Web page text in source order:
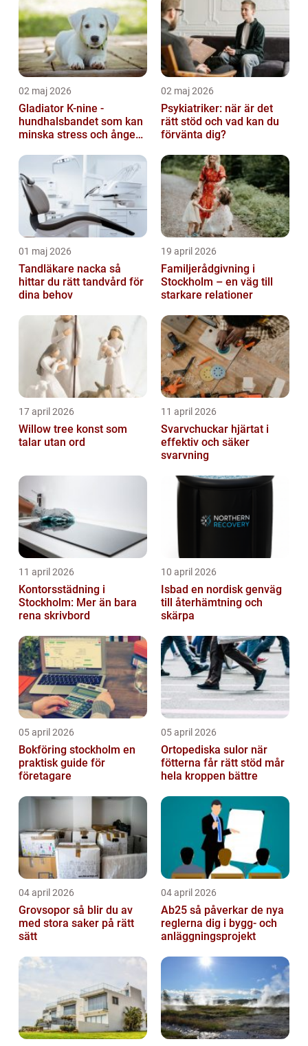
02 maj 2026
Gladiator K-nine -
hundhalsbandet som kan
minska stress och ångest
02 maj 2026
Psykiatriker: när är det
rätt stöd och vad kan du
förvänta dig?
01 maj 2026
Tandläkare nacka så
hittar du rätt tandvård för
dina behov
19 april 2026
Familjerådgivning i
Stockholm – en väg till
starkare relationer
17 april 2026
Willow tree konst som
talar utan ord
11 april 2026
Svarvchuckar hjärtat i
effektiv och säker
svarvning
11 april 2026
Kontorsstädning i
Stockholm: Mer än bara
rena skrivbord
10 april 2026
Isbad en nordisk genväg
till återhämtning och
skärpa
05 april 2026
Bokföring stockholm en
praktisk guide för
företagare
05 april 2026
Ortopediska sulor när
fötterna får rätt stöd mår
hela kroppen bättre
04 april 2026
Grovsopor så blir du av
med stora saker på rätt
sätt
04 april 2026
Ab25 så påverkar de nya
reglerna dig i bygg- och
anläggningsprojekt